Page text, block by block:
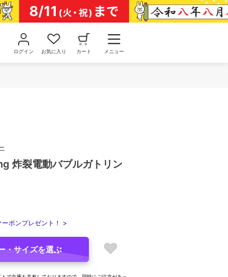
ログイン お気に入り カート メニュー
炸裂電動バブルガトリン
ーポンプレゼント！ >
・サイズを選ぶ